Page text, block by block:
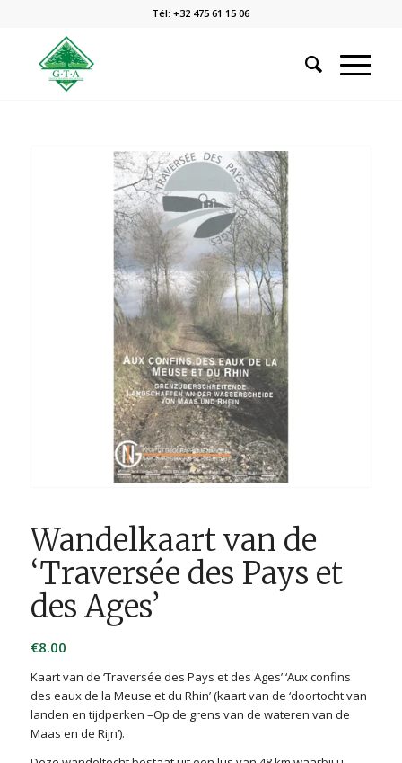
Tél: +32 475 61 15 06
Wandelkaart van de
‘Traversée des Pays et
des Ages’
€8.00
Kaart van de ‘Traversée des Pays et des Ages’ ‘Aux confins
des eaux de la Meuse et du Rhin’ (kaart van de ‘doortocht van
landen en tijdperken –Op de grens van de wateren van de
Maas en de Rijn’).